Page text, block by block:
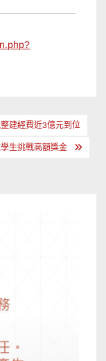
建經費近3億元到位
生挑戰高額獎金